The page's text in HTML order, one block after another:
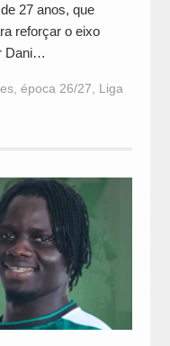
27 anos, que
reforçar o eixo
Dani…
, época 26/27
Liga